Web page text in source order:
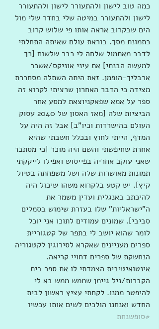
כמה טוב לישון ולהתעורר לישון ולהתעורר
לישון ולהתעורר במיטה שלי בחדר שלי מול
הים שבקרוב אראה אותו פי שלוש קרוב
כתמונת מסך. בוראת עולם שאיתה התחלתי
לדבר מאתמול שלחה לי כבר שלשום [כך
למעשה הבנתי] את עיני אוניקס/אשכר
ארבליך-הופמן. זאת היתה השתלה מסחררת
מצידה כי הדבר האחרון שרציתי לקרוא זה
ספר על אמא שפאקניוצאת למסע אחר
הביציות שלה [מאז האסון של 2040 עסוק
העולם בהישרדות וכיו"ב] אבל זה היה על
המדף, הייתי לחוץ ובכלל חשבתי שהיא
אחרת שחיפשתי והשם היה מוכר [כי מסתבר
שאני עוקב אחריה בפייסוש ואפילו לייקקתי
תמונות מאושרות שלה ושל משפחתה בטיול
קיץ]. יש קטע בלקרוא משהו שיכול היה
להיכתב באנגלית ועדין משמר את
ה"ישראליות" שלו בעזרת שימוש בסמלים
סביבי]. שמונים עמודים לתוכו אני יוכל
לומר שהוא יושב לי בתפר של קטגוריית
ספרים מעניינים שאקרא לסירוגין לקטגוריה
הנחשקת של ספרים דחויי קריאה.
אינטואיטיבית הצמדתי לו את ספר בית
הקברות/ניל גיימן שממש ממש בא לי
להיפטר ממנו. לקחתי עציץ ראשון לבית
החדש ואנחנו הולכים לשים אותו עכשיו
#סופשנחת